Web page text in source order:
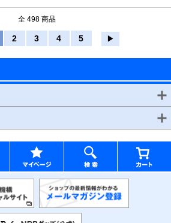
全 498 商品
2 3 4 5 ▶